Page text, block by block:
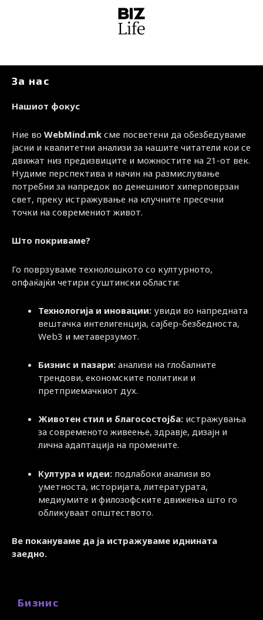
За нас
Нашиот фокус
Ние во WebMind.mk сме посветени да обезбедуваме
јасни и квалитетни анализи за нашите читатели кои се
движат низ предизвиците и можностите на 21-от век.
Нудиме перспектива и начин на размислување
потребни за напредок во денешниот хиперповрзан
свет, преку истражување на клучните пресечни
точки на современиот живот.
Што покриваме?
Го поврзуваме технолошкото со културното,
опфаќајќи четири суштински области:
Технологија и иновации: увиди во напредната
вештачка интелигенција, сајбер-безбедноста,
Web3 и метаверзумот.
Бизнис и пазари: анализи на глобалните
трендови, економските политики и
претприемачкиот дух.
Животен стил и благосостојба: истражувања
за современото живеење, здравје, дизајн и
лична адаптација на промените.
Култура и идеи: подлабоки анализи во
уметноста, историјата, литературата,
медиумите и филозофските движења што го
обликуваат општеството.
Ве покануваме да ја истражуваме иднината
заедно.
Бизнис